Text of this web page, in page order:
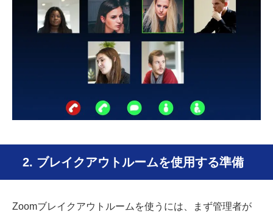
2. ブレイクアウトルームを使用する準備
Zoomブレイクアウトルームを使うには、まず管理者が